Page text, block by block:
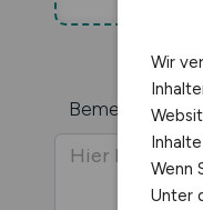
Bemerkungen
Wir
Wenn
Unter